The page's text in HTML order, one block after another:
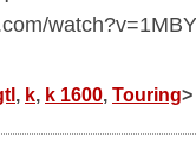
, k, k 1600, Touring>